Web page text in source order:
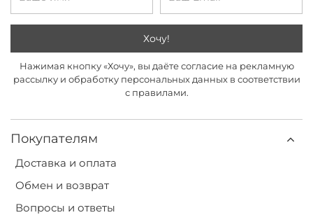
Покупателям
Доставка и оплата
Обмен и возврат
Вопросы и ответы
Хочу!
Нажимая кнопку «Хочу», вы даёте согласие на рекламную
рассылку и обработку персональных данных в соответствии
с правилами.